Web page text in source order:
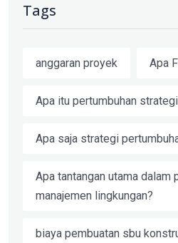
Tags
anggaran proyek Apa
Apa itu pertumbuhan
Apa saja strategi
Apa tantangan utama dalam
manajemen lingkungan?
biaya pembuatan sbu